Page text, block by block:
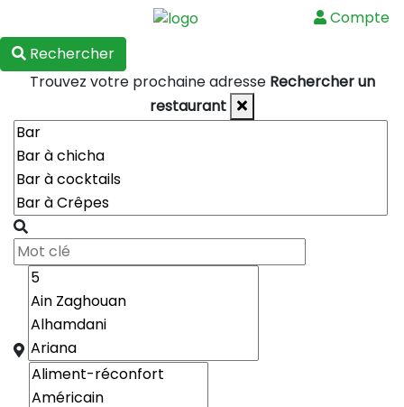
Compte
Rechercher
Trouvez votre prochaine adresse Rechercher un
restaurant